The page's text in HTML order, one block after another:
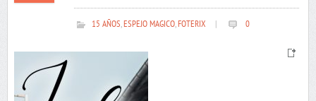
15 AÑOS,ESPEJO MAGICO,FOTERIX 0